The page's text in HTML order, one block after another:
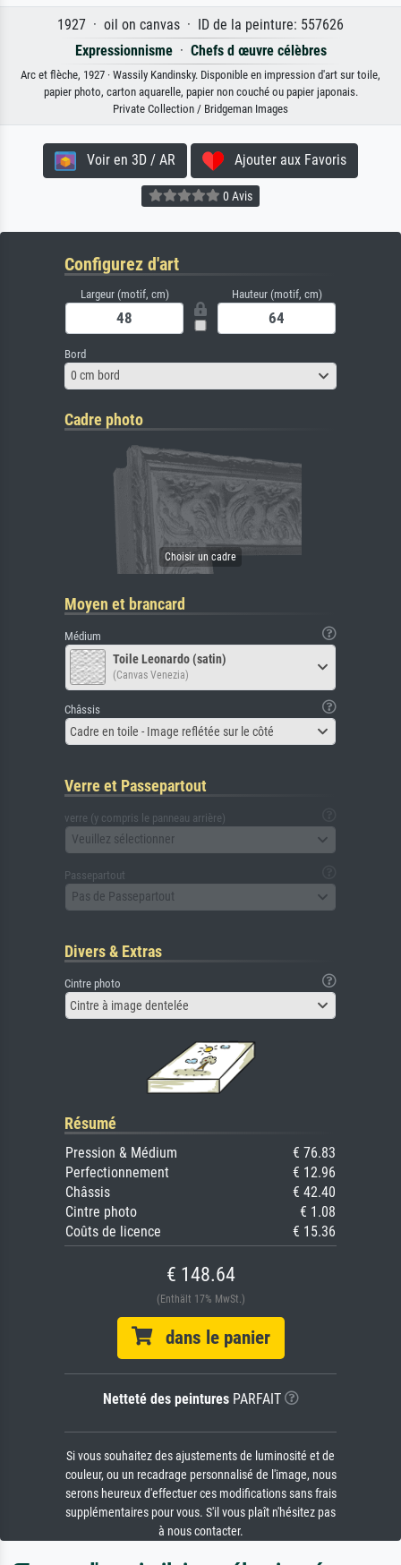
1927 · oil on canvas · ID de la peinture: 557626
Expressionnisme· Chefs d œuvre célèbres
Arc et flèche, 1927 · Wassily Kandinsky. Disponible en impression d'art sur toile,
papier photo, carton aquarelle, papier non couché ou papier japonais.
Private Collection / Bridgeman Images
Voir en 3D / AR Ajouter aux Favoris
0 Avis
Configurez d'art
Largeur (motif, cm) Hauteur (motif, cm)
Bord
0 cm bord
Cadre photo
Moyen et brancard
Médium
Toile Leonardo (satin)
(Canvas Venezia)
Châssis
Cadre en toile - Image reflétée sur le côté
Verre et Passepartout
verre (y compris le panneau arrière)
Veuillez sélectionner
Passepartout
Pas de Passepartout
Divers & Extras
Cintre photo
Cintre à image dentelée
Résumé
Pression & Médium
€ 76.83
Perfectionnement
€ 12.96
Châssis
€ 42.40
Cintre photo
€ 1.08
Coûts de licence
€ 15.36
€ 148.64
(Enthält 17% MwSt.)
dans le panier
Netteté des peinturesPARFAIT
Si vous souhaitez des ajustements de luminosité et de
couleur, ou un recadrage personnalisé de l'image, nous
serons heureux d'effectuer ces modifications sans frais
supplémentaires pour vous. S'il vous plaît n'hésitez pas
à nous contacter.